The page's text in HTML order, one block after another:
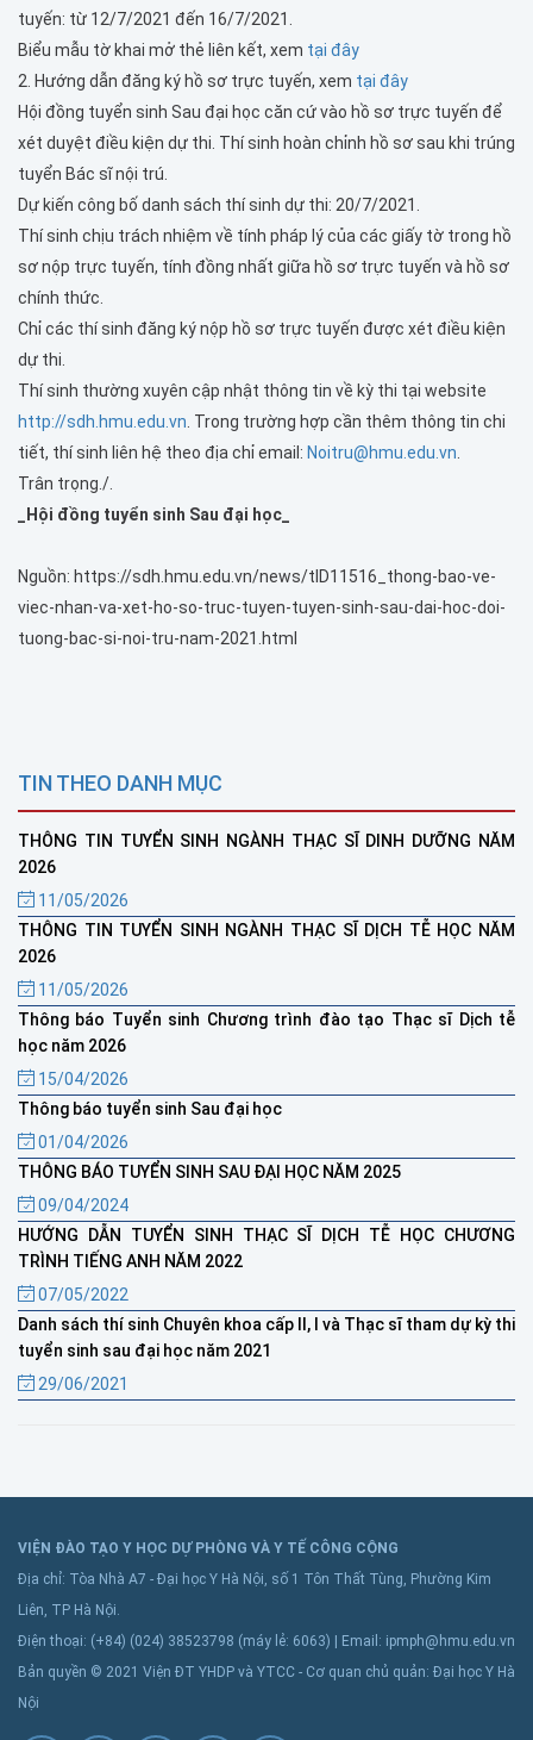
tuyến: từ 12/7/2021 đến 16/7/2021.
Biểu mẫu tờ khai mở thẻ liên kết, xem tại đây
2. Hướng dẫn đăng ký hồ sơ trực tuyến, xem tại đây
Hội đồng tuyển sinh Sau đại học căn cứ vào hồ sơ trực tuyến để
xét duyệt điều kiện dự thi. Thí sinh hoàn chỉnh hồ sơ sau khi trúng
tuyển Bác sĩ nội trú.
Dự kiến công bố danh sách thí sinh dự thi: 20/7/2021.
Thí sinh chịu trách nhiệm về tính pháp lý của các giấy tờ trong hồ
sơ nộp trực tuyến, tính đồng nhất giữa hồ sơ trực tuyến và hồ sơ
chính thức.
Chỉ các thí sinh đăng ký nộp hồ sơ trực tuyến được xét điều kiện
dự thi.
Thí sinh thường xuyên cập nhật thông tin về kỳ thi tại website
http://sdh.hmu.edu.vn. Trong trường hợp cần thêm thông tin chi
tiết, thí sinh liên hệ theo địa chỉ email: Noitru@hmu.edu.vn.
Trân trọng./.
_Hội đồng tuyển sinh Sau đại học_
Nguồn: https://sdh.hmu.edu.vn/news/tID11516_thong-bao-ve-
viec-nhan-va-xet-ho-so-truc-tuyen-tuyen-sinh-sau-dai-hoc-doi-
tuong-bac-si-noi-tru-nam-2021.html
TIN THEO DANH MỤC
THÔNG TIN TUYỂN SINH NGÀNH THẠC SĨ DINH DƯỠNG NĂM
2026
11/05/2026
THÔNG TIN TUYỂN SINH NGÀNH THẠC SĨ DỊCH TỄ HỌC NĂM
2026
11/05/2026
Thông báo Tuyển sinh Chương trình đào tạo Thạc sĩ Dịch tễ
học năm 2026
15/04/2026
Thông báo tuyển sinh Sau đại học
01/04/2026
THÔNG BÁO TUYỂN SINH SAU ĐẠI HỌC NĂM 2025
09/04/2024
HƯỚNG DẪN TUYỂN SINH THẠC SĨ DỊCH TỄ HỌC CHƯƠNG
TRÌNH TIẾNG ANH NĂM 2022
07/05/2022
Danh sách thí sinh Chuyên khoa cấp II, I và Thạc sĩ tham dự kỳ thi
tuyển sinh sau đại học năm 2021
29/06/2021
VIỆN ĐÀO TẠO Y HỌC DỰ PHÒNG VÀ Y TẾ CÔNG CỘNG
Địa chỉ: Tòa Nhà A7 - Đại học Y Hà Nội, số 1 Tôn Thất Tùng, Phường Kim
Liên, TP Hà Nội.
Điện thoại: (+84) (024) 38523798 (máy lẻ: 6063) | Email: ipmph@hmu.edu.vn
Bản quyền © 2021 Viện ĐT YHDP và YTCC - Cơ quan chủ quản: Đại học Y Hà
Nội